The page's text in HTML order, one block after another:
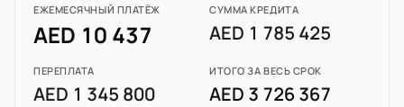
ЕЖЕМЕСЯЧНЫЙ ПЛАТЁЖ
AED 10 437
СУММА КРЕДИТА
AED 1 785 425
ПЕРЕПЛАТА
AED 1 345 800
ИТОГО ЗА ВЕСЬ СРОК
AED 3 726 367